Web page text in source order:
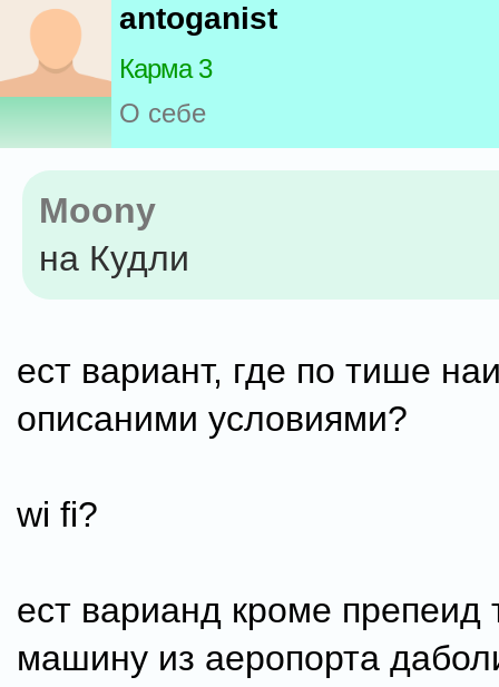
antoganist
Карма 3
О себе
Moony
на Кудли
ест вариант, где по тише
описаними условиями?
wi fi?
ест варианд кроме препеид
машину из аеропорта